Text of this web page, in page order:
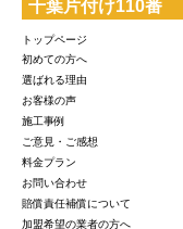
千葉片付け110番
トップページ
初めての方へ
選ばれる理由
お客様の声
施工事例
ご意見・ご感想
料金プラン
お問い合わせ
賠償責任補償について
加盟希望の業者の方へ